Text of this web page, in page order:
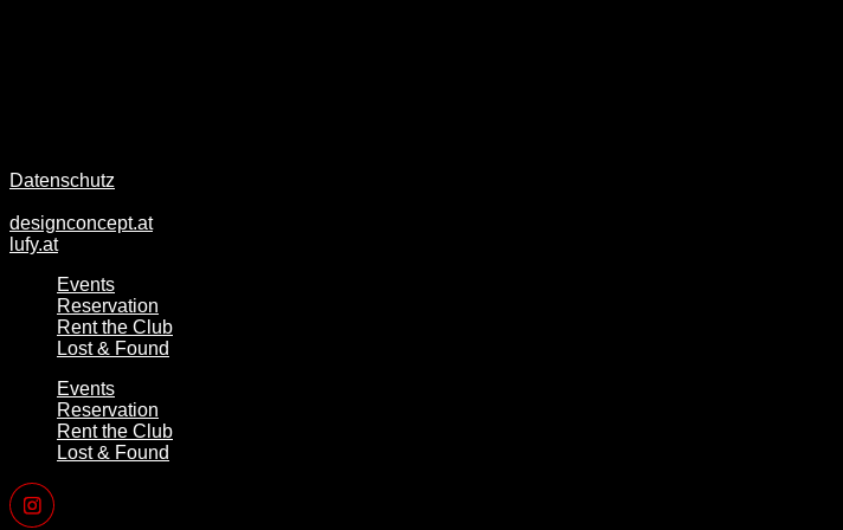
Datenschutz
designconcept.at
lufy.at
Events
Reservation
Rent the Club
Lost & Found
Events
Reservation
Rent the Club
Lost & Found